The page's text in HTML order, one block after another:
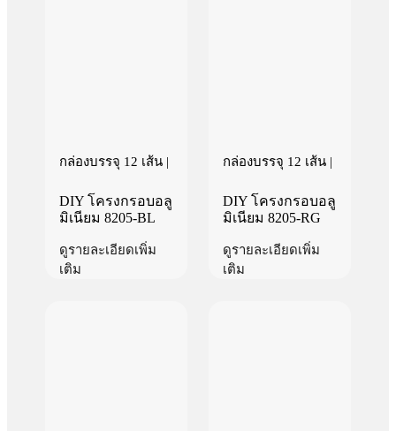
กล่องบรรจุ 12 เส้น |
DIY โครงกรอบอลู
มิเนียม 8205-BL
ดูรายละเอียดเพิ่ม
เติม
กล่องบรรจุ 12 เส้น |
DIY โครงกรอบอลู
มิเนียม 8205-RG
ดูรายละเอียดเพิ่ม
เติม